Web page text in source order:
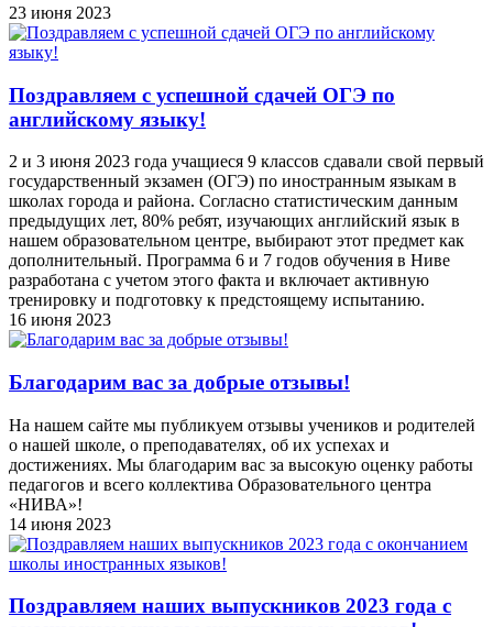
23 июня 2023
Поздравляем с успешной сдачей ОГЭ по
английскому языку!
2 и 3 июня 2023 года учащиеся 9 классов сдавали свой первый
государственный экзамен (ОГЭ) по иностранным языкам в
школах города и района. Согласно статистическим данным
предыдущих лет, 80% ребят, изучающих английский язык в
нашем образовательном центре, выбирают этот предмет как
дополнительный. Программа 6 и 7 годов обучения в Ниве
разработана с учетом этого факта и включает активную
тренировку и подготовку к предстоящему испытанию.
16 июня 2023
Благодарим вас за добрые отзывы!
На нашем сайте мы публикуем отзывы учеников и родителей
о нашей школе, о преподавателях, об их успехах и
достижениях. Мы благодарим вас за высокую оценку работы
педагогов и всего коллектива Образовательного центра
«НИВА»!
14 июня 2023
Поздравляем наших выпускников 2023 года c